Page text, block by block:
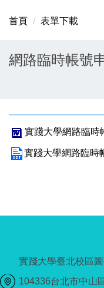
首頁 表單下載
網路臨時帳號
實踐大學網路臨時
實踐大學網路臨時
實踐大學臺北校區
104336台北市中山